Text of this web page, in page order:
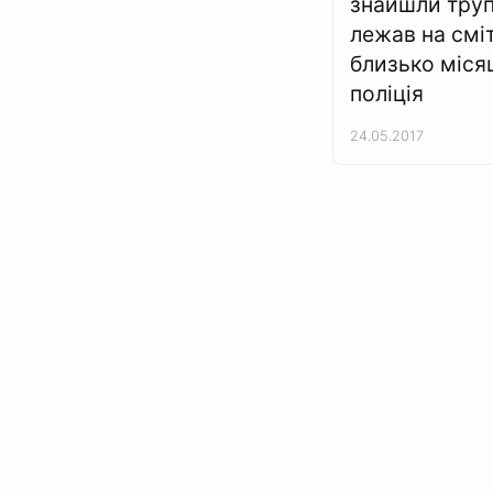
лежав на
близько
поліція
24.05.2017